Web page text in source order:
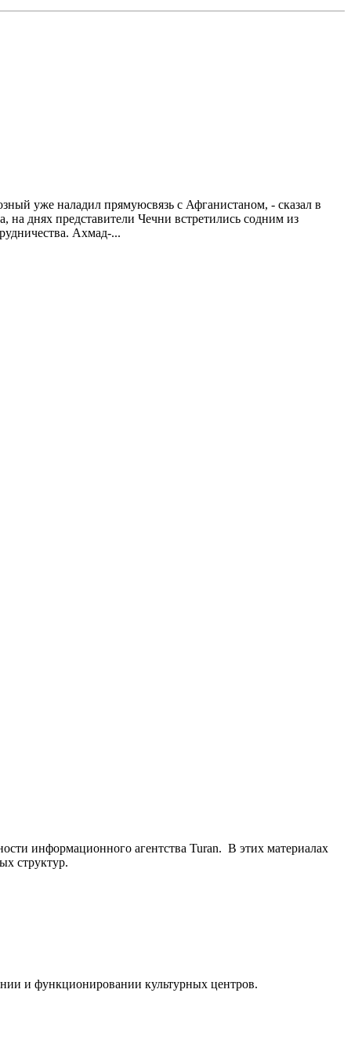
прямуюсвязь с Афганистаном, - сказал в
днях представители Чечни встретились содним из
Ахмад-...
информационного агентства Turan. В этих материалах
структур.
и функционировании культурных центров.